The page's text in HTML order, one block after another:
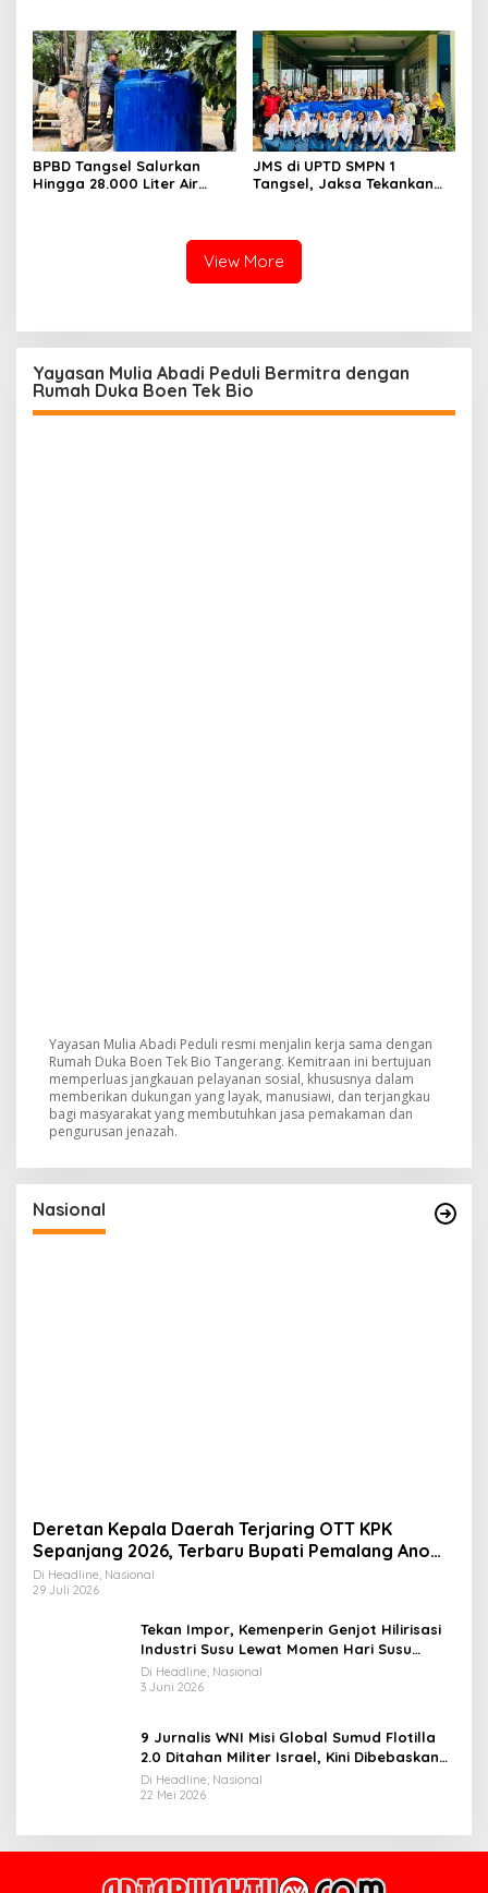
Tersangka
BPBD Tangsel Salurkan
Hingga 28.000 Liter Air
JMS di UPTD SMPN 1
Tangsel, Jaksa Tekankan
View More
Yayasan Mulia Abadi Peduli Bermitra dengan
Rumah Duka Boen Tek Bio
Yayasan Mulia Abadi Peduli resmi menjalin kerja sama dengan
Rumah Duka Boen Tek Bio Tangerang. Kemitraan ini bertujuan
memperluas jangkauan pelayanan sosial, khususnya dalam
memberikan dukungan yang layak, manusiawi, dan terjangkau
bagi masyarakat yang membutuhkan jasa pemakaman dan
pengurusan jenazah.
Nasional
Deretan Kepala Daerah Terjaring OTT KPK
Sepanjang 2026, Terbaru Bupati Pemalang Anom
Widiyantoro
Di Headline, Nasional
29 Juli 2026
Tekan Impor, Kemenperin Genjot Hilirisasi
Industri Susu Lewat Momen Hari Susu
Nusantara 2026
Di Headline, Nasional
3 Juni 2026
9 Jurnalis WNI Misi Global Sumud Flotilla
2.0 Ditahan Militer Israel, Kini Dibebaskan
dan Dievakuasi ke Istanbul
Di Headline, Nasional
22 Mei 2026